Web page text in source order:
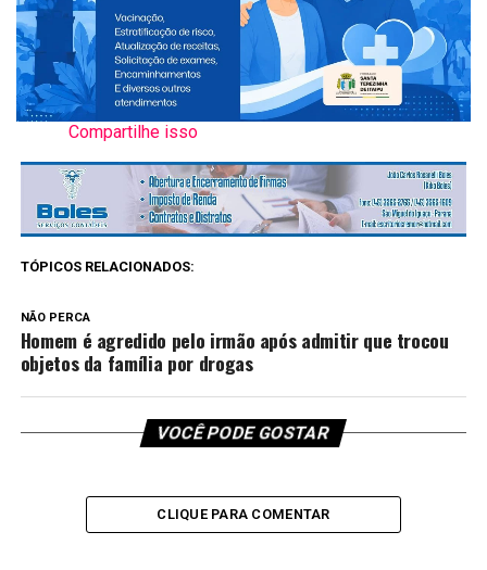
Compartilhe isso
TÓPICOS RELACIONADOS:
NÃO PERCA
Homem é agredido pelo irmão após admitir que trocou
objetos da família por drogas
VOCÊ PODE GOSTAR
CLIQUE PARA COMENTAR